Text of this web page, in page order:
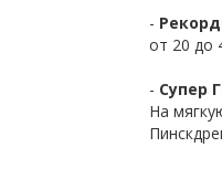
-
от 20 до
- Супер
На